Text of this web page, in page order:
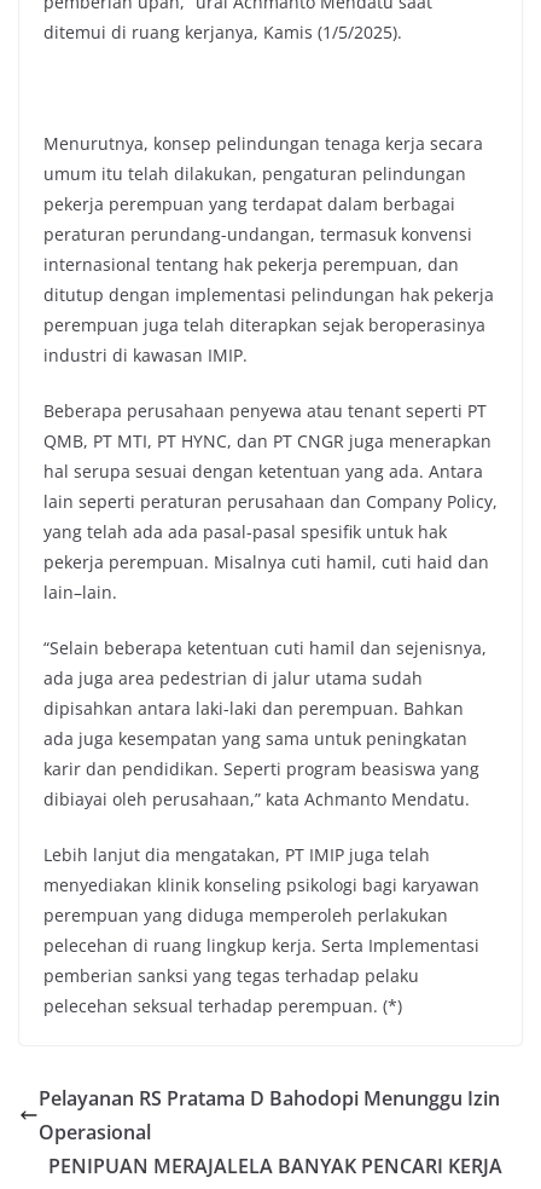
ditemui di ruang kerjanya, Kamis (1/5/2025).
Menurutnya, konsep pelindungan tenaga kerja secara
umum itu telah dilakukan, pengaturan pelindungan
pekerja perempuan yang terdapat dalam berbagai
peraturan perundang-undangan, termasuk konvensi
internasional tentang hak pekerja perempuan, dan
ditutup dengan implementasi pelindungan hak pekerja
perempuan juga telah diterapkan sejak beroperasinya
industri di kawasan IMIP.
Beberapa perusahaan penyewa atau tenant seperti PT
QMB, PT MTI, PT HYNC, dan PT CNGR juga menerapkan
hal serupa sesuai dengan ketentuan yang ada. Antara
lain seperti peraturan perusahaan dan Company Policy,
yang telah ada ada pasal-pasal spesifik untuk hak
pekerja perempuan. Misalnya cuti hamil, cuti haid dan
lain–lain.
“Selain beberapa ketentuan cuti hamil dan sejenisnya,
ada juga area pedestrian di jalur utama sudah
dipisahkan antara laki-laki dan perempuan. Bahkan
ada juga kesempatan yang sama untuk peningkatan
karir dan pendidikan. Seperti program beasiswa yang
dibiayai oleh perusahaan,” kata Achmanto Mendatu.
Lebih lanjut dia mengatakan, PT IMIP juga telah
menyediakan klinik konseling psikologi bagi karyawan
perempuan yang diduga memperoleh perlakukan
pelecehan di ruang lingkup kerja. Serta Implementasi
pemberian sanksi yang tegas terhadap pelaku
pelecehan seksual terhadap perempuan. (*)
Pelayanan RS Pratama D Bahodopi Menunggu Izin
Operasional
PENIPUAN MERAJALELA BANYAK PENCARI KERJA